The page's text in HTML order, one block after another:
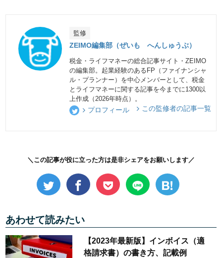
監修
ZEIMO編集部（ぜいも へんしゅうぶ）
税金・ライフマネーの総合記事サイト・ZEIMO
の編集部。起業経験のあるFP（ファイナンシャ
ル・プランナー）を中心メンバーとして、税金
とライフマネーに関する記事を今までに1300以
上作成（2026年時点）。
プロフィール この監修者の記事一覧
＼この記事が役に立った方は是非シェアをお願いします／
あわせて読みたい
【2023年最新版】インボイス（適
格請求書）の書き方、記載例